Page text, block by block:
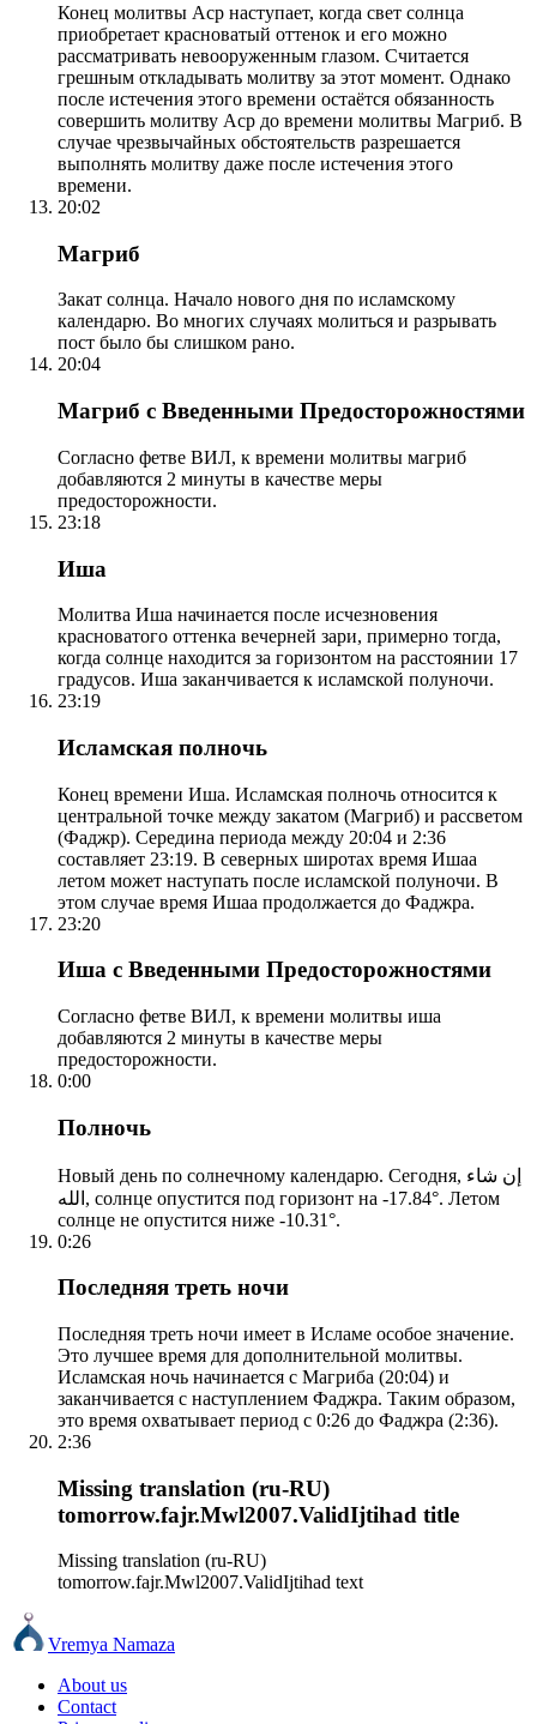
Конец молитвы Аср наступает, когда свет солнца
приобретает красноватый оттенок и его можно
рассматривать невооруженным глазом. Считается
грешным откладывать молитву за этот момент. Однако
после истечения этого времени остаётся обязанность
совершить молитву Аср до времени молитвы Магриб. В
случае чрезвычайных обстоятельств разрешается
выполнять молитву даже после истечения этого
времени.
20:02
Магриб
Закат солнца. Начало нового дня по исламскому
календарю. Во многих случаях молиться и разрывать
пост было бы слишком рано.
20:04
Магриб с Введенными Предосторожностями
Согласно фетве ВИЛ, к времени молитвы магриб
добавляются 2 минуты в качестве меры
предосторожности.
23:18
Иша
Молитва Иша начинается после исчезновения
красноватого оттенка вечерней зари, примерно тогда,
когда солнце находится за горизонтом на расстоянии 17
градусов. Иша заканчивается к исламской полуночи.
23:19
Исламская полночь
Конец времени Иша. Исламская полночь относится к
центральной точке между закатом (Магриб) и рассветом
(Фаджр). Середина периода между 20:04 и 2:36
составляет 23:19. В северных широтах время Ишаа
летом может наступать после исламской полуночи. В
этом случае время Ишаа продолжается до Фаджра.
23:20
Иша с Введенными Предосторожностями
Согласно фетве ВИЛ, к времени молитвы иша
добавляются 2 минуты в качестве меры
предосторожности.
0:00
Полночь
Новый день по солнечному календарю. Сегодня, إن شاء
الله, солнце опустится под горизонт на -17.84°. Летом
солнце не опустится ниже -10.31°.
0:26
Последняя треть ночи
Последняя треть ночи имеет в Исламе особое значение.
Это лучшее время для дополнительной молитвы.
Исламская ночь начинается с Магриба (20:04) и
заканчивается с наступлением Фаджра. Таким образом,
это время охватывает период с 0:26 до Фаджра (2:36).
2:36
Missing translation (ru-RU)
tomorrow.fajr.Mwl2007.ValidIjtihad title
Missing translation (ru-RU)
tomorrow.fajr.Mwl2007.ValidIjtihad text
Vremya Namaza
About us
Contact